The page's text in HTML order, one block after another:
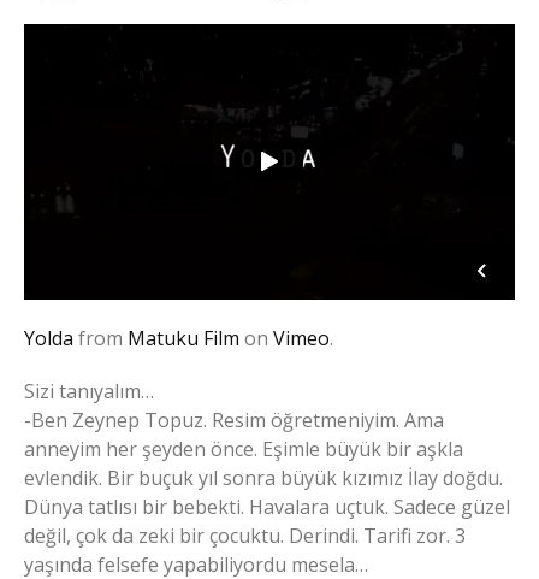
Yolda from Matuku Film on Vimeo.
Sizi tanıyalım…
-Ben Zeynep Topuz. Resim öğretmeniyim. Ama
anneyim her şeyden önce. Eşimle büyük bir aşkla
evlendik. Bir buçuk yıl sonra büyük kızımız İlay doğdu.
Dünya tatlısı bir bebekti. Havalara uçtuk. Sadece güzel
değil, çok da zeki bir çocuktu. Derindi. Tarifi zor. 3
yaşında felsefe yapabiliyordu mesela…